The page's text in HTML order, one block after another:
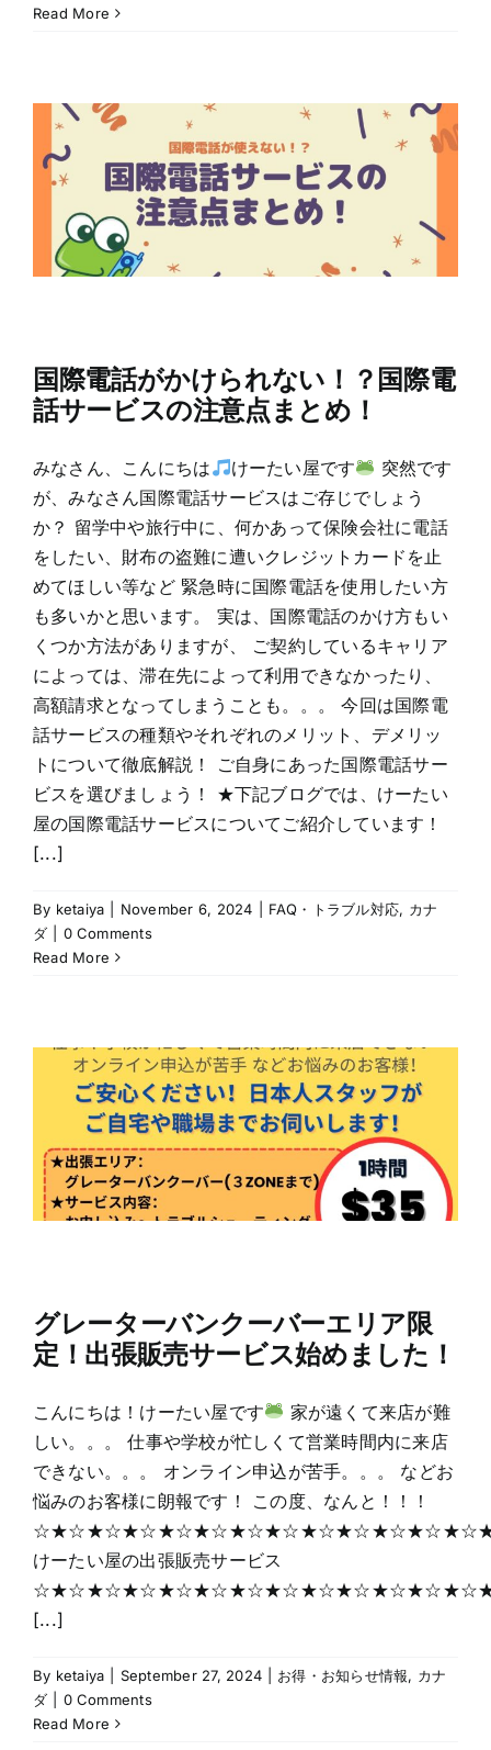
Read More
国際電話がかけられない！？国際電
話サービスの注意点まとめ！
みなさん、こんにちは けーたい屋です
突然です
が、みなさん国際電話サービスはご存じでしょう
か？ 留学中や旅行中に、何かあって保険会社に電話
をしたい、財布の盗難に遭いクレジットカードを止
めてほしい等など 緊急時に国際電話を使用したい方
も多いかと思います。 実は、国際電話のかけ方もい
くつか方法がありますが、 ご契約しているキャリア
によっては、滞在先によって利用できなかったり、
高額請求となってしまうことも。。。 今回は国際電
話サービスの種類やそれぞれのメリット、デメリッ
トについて徹底解説！ ご自身にあった国際電話サー
ビスを選びましょう！ ★下記ブログでは、けーたい
屋の国際電話サービスについてご紹介しています！
[...]
By ketaiya November 6, 2024 FAQ・トラブル対応, カナ
ダ
0 Comments
Read More
グレーターバンクーバーエリア限
定！出張販売サービス始めました！
こんにちは！けーたい屋です
家が遠くて来店が難
しい。。。 仕事や学校が忙しくて営業時間内に来店
できない。。。 オンライン申込が苦手。。。 などお
悩みのお客様に朗報です！ この度、なんと！！！
けーたい屋の出張販売サービス
[...]
By ketaiya September 27, 2024 お得・お知らせ情報, カナ
ダ
0 Comments
Read More